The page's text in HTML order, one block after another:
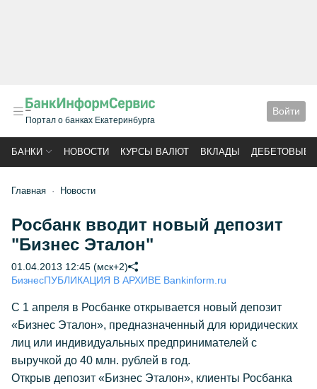
Портал о банках Екатеринбурга
Войти
БАНКИ НОВОСТИ КУРСЫ ВАЛЮТ ВКЛАДЫ ДЕБЕТОВЫЕ
Главная Новости
Росбанк вводит новый депозит
"Бизнес Эталон"
01.04.2013 12:45 (мск+2)
БизнесПУБЛИКАЦИЯ В АРХИВЕ Bankinform.ru
С 1 апреля в Росбанке открывается новый депозит
«Бизнес Эталон», предназначенный для юридических
лиц или индивидуальных предпринимателей с
выручкой до 40 млн. рублей в год.
Открыв депозит «Бизнес Эталон», клиенты Росбанка